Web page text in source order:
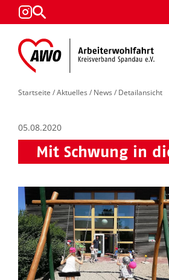
Startseite /Aktuelles / News / Detailansicht
05.08.2020
Mit Schwung in